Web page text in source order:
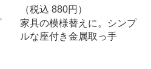
（税込880円）
家具の模様替えに。シンプ
ルな座付き金属取っ手